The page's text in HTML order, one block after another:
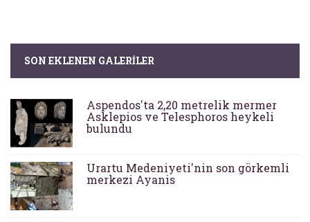
SON EKLENEN GALERILER
Aspendos'ta 2,20 metrelik mermer
Asklepios ve Telesphoros heykeli
bulundu
Urartu Medeniyeti'nin son görkemli
merkezi Ayanis